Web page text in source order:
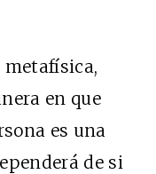
en que
es una
de si